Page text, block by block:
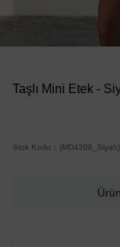
Taşlı Mini Etek -
Stok Kodu (MD4208_Siyah)